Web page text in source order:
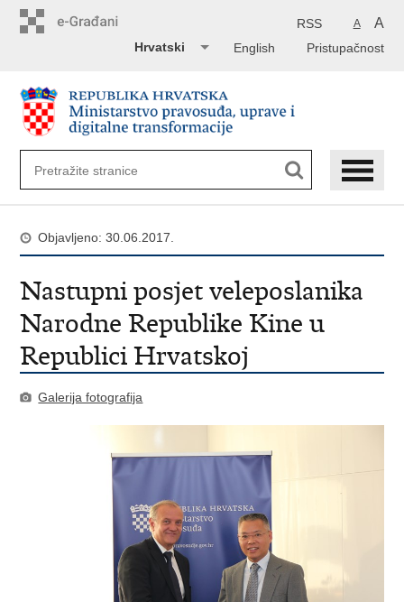
A A
RSS
Pristupačnost
English
Hrvatski
Objavljeno: 30.06.2017.
Nastupni posjet veleposlanika
Narodne Republike Kine u
Republici Hrvatskoj
Galerija fotografija